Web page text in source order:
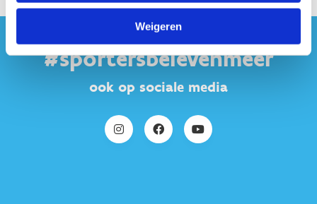
Weigeren
#sportersbelevenmeer
ook op sociale media